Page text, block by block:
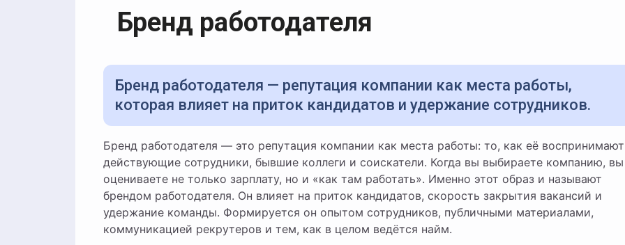
Бренд работодателя
Бренд работодателя — репутация компании как места работы,
которая влияет на приток кандидатов и удержание сотрудников.
Бренд работодателя — это репутация компании как места работы: то, как её воспринимают
действующие сотрудники, бывшие коллеги и соискатели. Когда вы выбираете компанию, вы
оцениваете не только зарплату, но и «как там работать». Именно этот образ и называют
брендом работодателя. Он влияет на приток кандидатов, скорость закрытия вакансий и
удержание команды. Формируется он опытом сотрудников, публичными материалами,
коммуникацией рекрутеров и тем, как в целом ведётся найм.